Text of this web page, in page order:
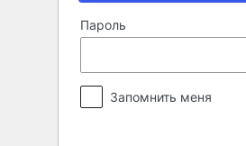
Пароль
Запомнить меня